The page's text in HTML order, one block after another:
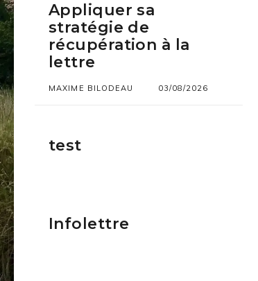
Appliquer sa
stratégie de
récupération à la
lettre
MAXIME BILODEAU 03/08/2026
test
Infolettre